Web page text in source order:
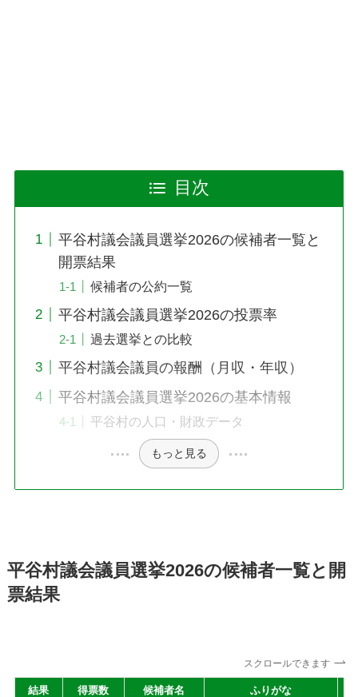
目次
平谷村議会議員選挙2026の候補者一覧と
開票結果
候補者の公約一覧
平谷村議会議員選挙2026の投票率
過去選挙との比較
平谷村議会議員の報酬（月収・年収）
平谷村議会議員選挙2026の基本情報
平谷村の人口・財政データ
もっと見る
平谷村議会議員選挙2026の候補者一覧と開
票結果
スクロールできます
結果 得票数 候補者名 ふりがな